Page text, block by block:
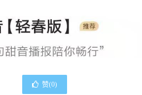
赞(0)